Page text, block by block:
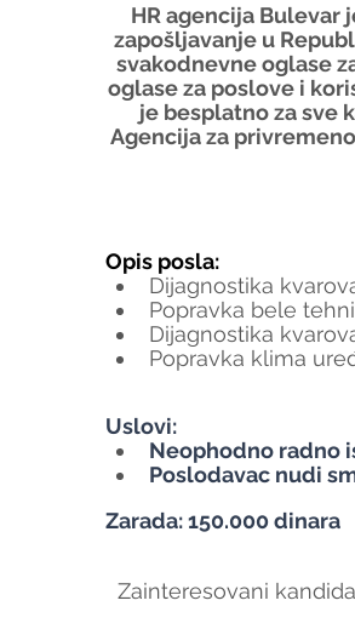
HR agencija Bulevar
zapošljavanje u
svakodnevne oglase
oglase za poslove i
je besplatno za sve
Agencija za
Opis posla:
Dijagnostika
Popravka bele
Dijagnostika
Popravka klima
Uslovi:
Neophodno radno
Poslodavac nudi
Zarada: 150.000 dinara
Zainteresovani